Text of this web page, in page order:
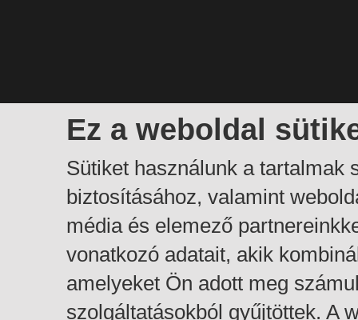
Ez a weboldal
Sütiket használunk a tartalmak
biztosításához, valamint
média és elemező
vonatkozó adatait, akik
amelyeket Ön adott meg
szolgáltatásokból gyűjtöttek. A